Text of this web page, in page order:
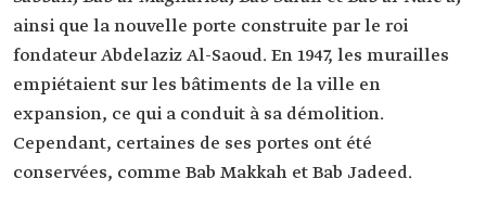
ainsi que la nouvelle porte construite par le roi
fondateur Abdelaziz Al-Saoud. En 1947, les murailles
empiétaient sur les bâtiments de la ville en
expansion, ce qui a conduit à sa démolition.
Cependant, certaines de ses portes ont été
conservées, comme Bab Makkah et Bab Jadeed.